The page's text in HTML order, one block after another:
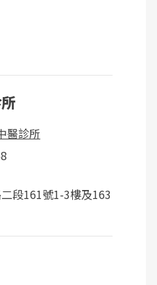
醫診所
段161號1-3樓及163